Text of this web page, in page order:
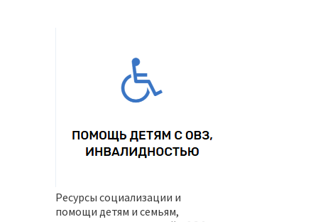
Ресурсы социализации и
помощи детям и семьям,